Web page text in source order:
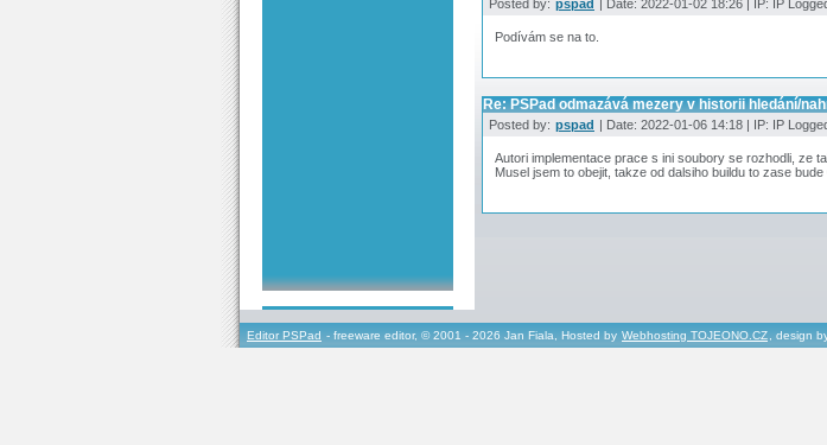
Posted by: pspad | Date: 2022-01-02 18:26 | IP: IP
Podívám se na to.
Re: PSPad odmazává mezery v historii hledání/
Posted by: pspad | Date: 2022-01-06 14:18 | IP: IP
Autori implementace prace s ini soubory se rozhodli, ze
Musel jsem to obejit, takze od dalsiho buildu to zase bude
Editor PSPad - freeware editor, © 2001 - 2026 Jan Fiala, Hosted by Webhosting TOJEONO.CZ , design